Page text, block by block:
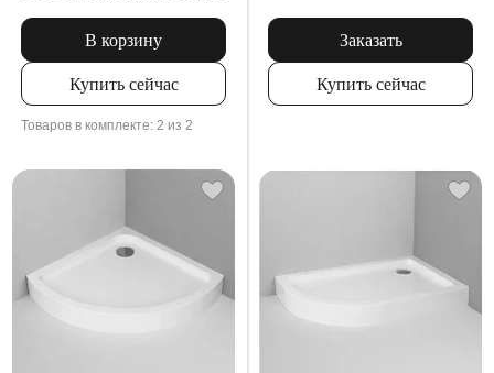
В корзину
Купить сейчас
Товаров в комплекте: 2 из 2
Заказать
Купить сейчас